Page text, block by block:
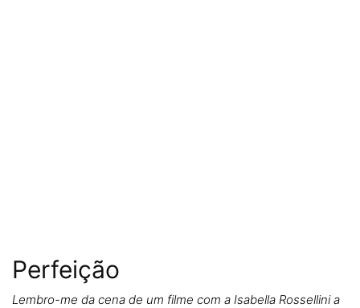
Perfeição
Lembro-me da cena de um filme com a Isabella Rossellini a